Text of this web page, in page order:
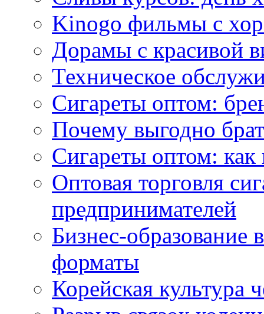
Kinogo фильмы с
Дорамы с красивой
Техническое
Сигареты оптом:
Почему выгодно
Сигареты оптом: как
Оптовая торговля
предпринимателей
Бизнес-образование
форматы
Корейская культура